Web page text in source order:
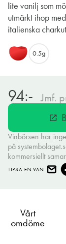
lite vanilj som
utmärkt ihop
italienska
0.5g
94:- Jmf.
open_in_new
Vinbörsen har
på
kommersiellt
TIPSA EN VÄN
Vårt
omdöme